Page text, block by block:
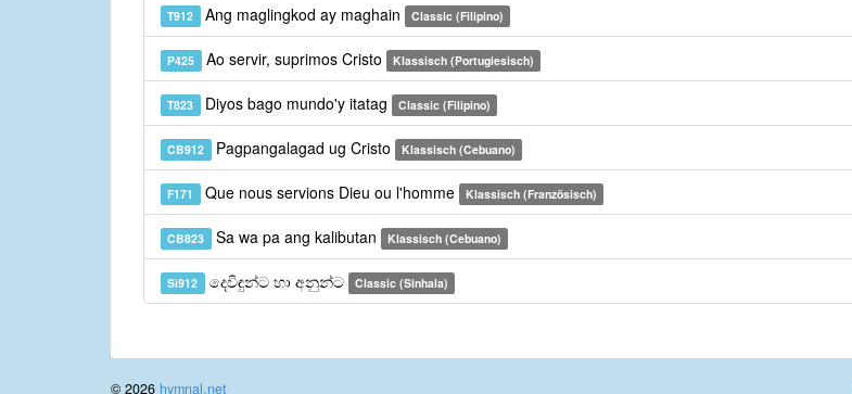
T912 Ang maglingkod ay maghain Classic (Filipino)
P425 Ao servir, suprimos Cristo Klassisch (Portugiesisch)
T823 Diyos bago mundo'y itatag Classic (Filipino)
CB912 Pagpangalagad ug Cristo Klassisch (Cebuano)
F171 Que nous servions Dieu ou l'homme Klassisch (Französisch)
CB823 Sa wa pa ang kalibutan Klassisch (Cebuano)
Si912 දෙවිඳුන්ට හා අනුන්ට Classic (Sinhala)
© 2026 hymnal.net